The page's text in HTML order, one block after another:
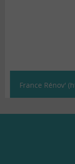
France Rénov'